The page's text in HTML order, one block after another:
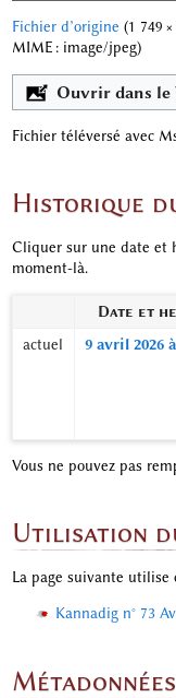
Fichier d’origine (1 749
MIME : image/jpeg)
Ouvrir dans le
Fichier téléversé avec
Historique
Cliquer sur une date et
moment-là.
Date et
actuel
9 avril 2026
Vous ne pouvez pas
Utilisation
La page suivante utilise
Kannadig n° 73
Métadonnées